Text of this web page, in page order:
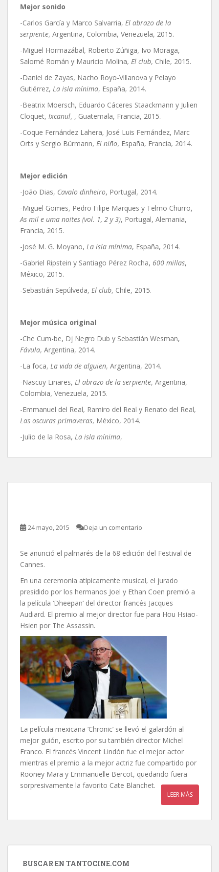
Mejor sonido
-Carlos García y Marco Salvarria, El abrazo de la
serpiente, Argentina, Colombia, Venezuela, 2015.
-Miguel Hormazábal, Roberto Zúñiga, Ivo Moraga,
Salomé Román y Mauricio Molina, El club, Chile, 2015.
-Daniel de Zayas, Nacho Royo-Villanova y Pelayo
Gutiérrez, La isla mínima, España, 2014.
-Beatrix Moersch, Eduardo Cáceres Staackmann y Julien
Cloquet, Ixcanul, , Guatemala, Francia, 2015.
-Coque Fernández Lahera, José Luis Fernández, Marc
Orts y Sergio Bürmann, El niño, España, Francia, 2014.
Mejor edición
-João Dias, Cavalo dinheiro, Portugal, 2014.
-Miguel Gomes, Pedro Filipe Marques y Telmo Churro,
As mil e uma noites (vol. 1, 2 y 3), Portugal, Alemania,
Francia, 2015.
-José M. G. Moyano, La isla mínima, España, 2014.
-Gabriel Ripstein y Santiago Pérez Rocha, 600 millas,
México, 2015.
-Sebastián Sepúlveda, El club, Chile, 2015.
Mejor música original
-Che Cum-be, Dj Negro Dub y Sebastián Wesman,
Fávula, Argentina, 2014.
-La foca, La vida de alguien, Argentina, 2014.
-Nascuy Linares, El abrazo de la serpiente, Argentina,
Colombia, Venezuela, 2015.
-Emmanuel del Real, Ramiro del Real y Renato del Real,
Las oscuras primaveras, México, 2014.
-Julio de la Rosa, La isla mínima,
24 mayo, 2015 Deja un comentario
Se anunció el palmarés de la 68 edición del Festival de
Cannes.
En una ceremonia atípicamente musical, el jurado
presidido por los hermanos Joel y Ethan Coen premió a
la película ‘Dheepan’ del director francés Jacques
Audiard. El premio al mejor director fue para Hou Hsiao-
Hsien por The Assassin.
La película mexicana ‘Chronic’ se llevó el galardón al
mejor guión, escrito por su también director Michel
Franco. El francés Vincent Lindón fue el mejor actor
mientras el premio a la mejor actriz fue compartido por
Rooney Mara y Emmanuelle Bercot, quedando fuera
sorpresivamente la favorito Cate Blanchet.
LEER MÁS
BUSCAR EN TANTOCINE.COM